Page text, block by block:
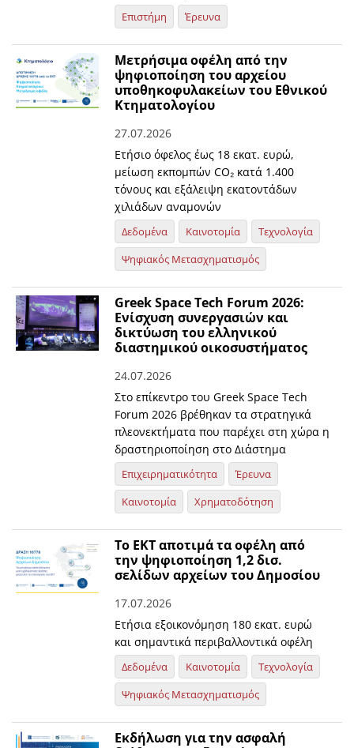
Επιστήμη Έρευνα
Μετρήσιμα οφέλη από την
ψηφιοποίηση του αρχείου
υποθηκοφυλακείων του Εθνικού
Κτηματολογίου
27.07.2026
Ετήσιο όφελος έως 18 εκατ. ευρώ,
μείωση εκπομπών CO₂ κατά 1.400
τόνους και εξάλειψη εκατοντάδων
χιλιάδων αναμονών
Δεδομένα Καινοτομία
Τεχνολογία
Ψηφιακός Μετασχηματισμός
Greek Space Tech Forum 2026:
Eνίσχυση συνεργασιών και
δικτύωση του ελληνικού
διαστημικού οικοσυστήματος
24.07.2026
Στο επίκεντρο του Greek Space Tech
Forum 2026 βρέθηκαν τα στρατηγικά
πλεονεκτήματα που παρέχει στη χώρα η
δραστηριοποίηση στο Διάστημα
Επιχειρηματικότητα
Έρευνα
Καινοτομία
Χρηματοδότηση
Το ΕΚΤ αποτιμά τα οφέλη από
την ψηφιοποίηση 1,2 δισ.
σελίδων αρχείων του Δημοσίου
17.07.2026
Ετήσια εξοικονόμηση 180 εκατ. ευρώ
και σημαντικά περιβαλλοντικά οφέλη
Δεδομένα Καινοτομία
Τεχνολογία
Ψηφιακός Μετασχηματισμός
Εκδήλωση για την ασφαλή